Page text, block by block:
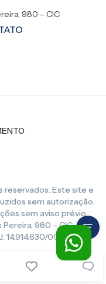
980 – CIC
reservados. Este site e
sem autorização.
sem aviso prévio.
980 – CIC,
14.914.630/0001-86